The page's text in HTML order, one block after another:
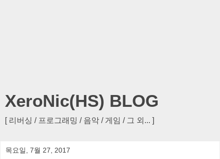
XeroNic(HS) BLOG
[ 리버싱 / 프로그래밍 / 음악 / 게임 / 그 외... ]
목요일, 7월 27, 2017